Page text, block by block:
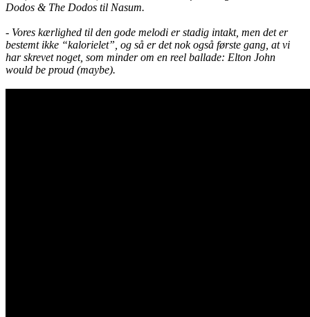
Dodos & The Dodos til Nasum.
- Vores kærlighed til den gode melodi er stadig intakt, men det er
bestemt ikke “kalorielet”, og så er det nok også første gang, at vi
har skrevet noget, som minder om en reel ballade: Elton John
would be proud (maybe).